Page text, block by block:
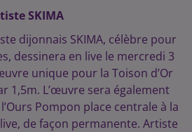
SKIMA
dijonnais SKIMA, célèbre pour
dessinera en live le mercredi 3
unique pour la Toison d’Or
1,5m. L’œuvre sera également
Pompon place centrale à la
de façon permanente. Artiste